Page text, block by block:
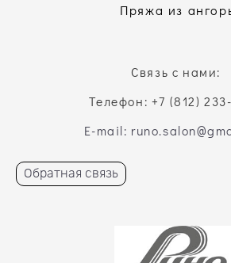
Пряжа из
Связь с нами:
Телефон: +7 (812)
E-mail:
Обратная связь